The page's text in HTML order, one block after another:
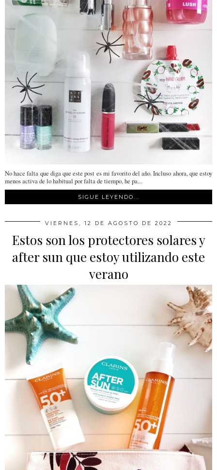
No hace falta que diga que este post es mi favorito del año. Incluso ahora, que estoy
menos activa de lo habitual por falta de tiempo, he pa...
SIGUE LEYENDO...
VIERNES, 12 DE AGOSTO DE 2022
Estos son los protectores solares y
after sun que estoy utilizando este
verano